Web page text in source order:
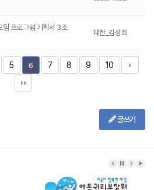
임 프로그램 기획서 3조
대한_김성희
5 6 7 8 9 10
글쓰기